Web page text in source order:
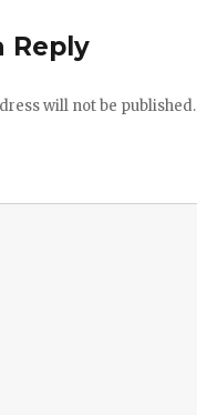
Reply
will not be published.